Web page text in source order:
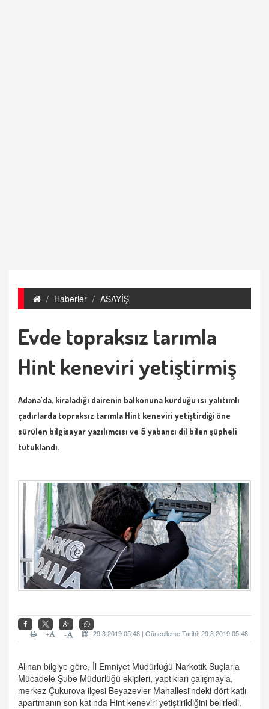
Haberler ASAYİŞ
Evde topraksız tarımla
Hint keneviri yetiştirmiş
Adana'da, kiraladığı dairenin balkonuna kurduğu ısı yalıtımlı
çadırlarda topraksız tarımla Hint keneviri yetiştirdiği öne
sürülen bilgisayar yazılımcısı ve 5 yabancı dil bilen şüpheli
tutuklandı.
29.3.2019 05:48 | Güncelleme Tarihi: 29.3.2019 05:48
-
+
Alınan bilgiye göre, İl Emniyet Müdürlüğü Narkotik Suçlarla
Mücadele Şube Müdürlüğü ekipleri, yaptıkları çalışmayla,
merkez Çukurova ilçesi Beyazevler Mahallesi'ndeki dört katlı
apartmanın son katında Hint keneviri yetiştirildiğini belirledi.